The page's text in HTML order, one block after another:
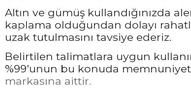
Altın ve gümüş kullandığınızda
kaplama olduğundan dolayı
uzak tutulmasını tavsiye ederiz.
Belirtilen talimatlara uygun
%99'unun bu konuda
markasına aittir.